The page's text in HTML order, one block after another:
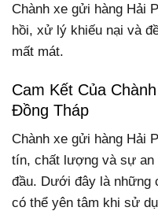
Chành xe gửi hàng Hải
hồi, xử lý khiếu nại và
mất mát.
Cam Kết Của
Đồng Tháp
Chành xe gửi hàng Hải
tín, chất lượng và sự an
đầu. Dưới đây là những
có thể yên tâm khi sử